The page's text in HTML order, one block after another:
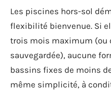
Les piscines hors-sol
flexibilité bienvenue. Si
trois mois maximum (ou
sauvegardée), aucune
bassins fixes de moins
même simplicité, à